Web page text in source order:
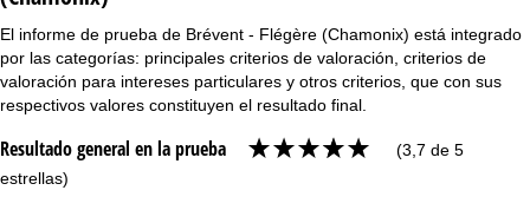
El informe de prueba de Brévent - Flégère (Chamonix) está integrado
por las categorías: principales criterios de valoración, criterios de
valoración para intereses particulares y otros criterios, que con sus
respectivos valores constituyen el resultado final.
Resultado general en la prueba
(3,7 de 5
estrellas)